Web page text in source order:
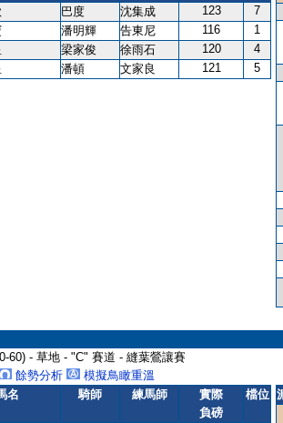
巴度 沈集成 123
7
潘明輝 告東尼 116
1
梁家俊 徐雨石 120
4
潘頓 文家良 121 5
60) - 草地 - "C" 賽道 - 縫葉鶯讓賽
餘勢分析
模擬鳥瞰重溫
名 騎師 練馬師
實際
負磅
檔位